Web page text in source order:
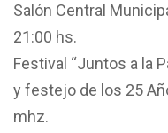
Salón Central
21:00 hs.
Festival “Juntos a la
y festejo de los 25
mhz.